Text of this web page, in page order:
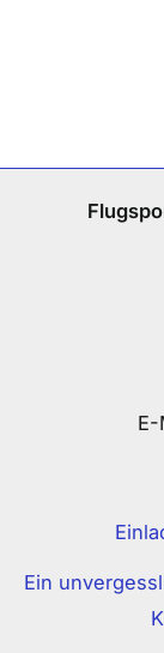
E-
Ein